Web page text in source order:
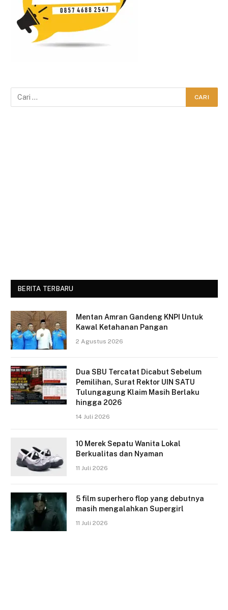
BERITA TERBARU
Mentan Amran Gandeng KNPI Untuk
Kawal Ketahanan Pangan
2 Agustus 2026
Dua SBU Tercatat Dicabut Sebelum
Pemilihan, Surat Rektor UIN SATU
Tulungagung Klaim Masih Berlaku
hingga 2026
14 Juli 2026
10 Merek Sepatu Wanita Lokal
Berkualitas dan Nyaman
11 Juli 2026
5 film superhero flop yang debutnya
masih mengalahkan Supergirl
11 Juli 2026